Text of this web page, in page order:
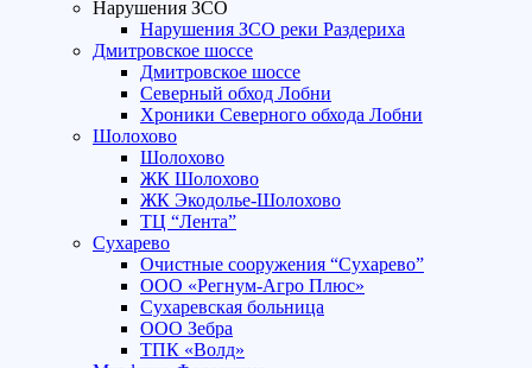
Нарушения ЗСО
Нарушения ЗСО реки Раздериха
Дмитровское шоссе
Дмитровское шоссе
Северный обход Лобни
Хроники Северного обхода Лобни
Шолохово
Шолохово
ЖК Шолохово
ЖК Экодолье-Шолохово
ТЦ “Лента”
Сухарево
Очистные сооружения “Сухарево”
ООО «Регнум-Агро Плюс»
Сухаревская больница
ООО Зебра
ТПК «Волд»